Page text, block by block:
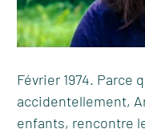
Février 1974. Parce
accidentellement,
enfants, rencontre